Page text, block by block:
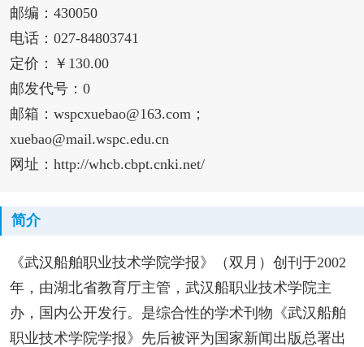
邮编：430050
电话：027-84803741
定价：￥130.00
邮发代号：0
邮箱：wspcxuebao@163.com；
xuebao@mail.wspc.edu.cn
网址：http://whcb.cbpt.cnki.net/
简介
《武汉船舶职业技术学院学报》（双月）创刊于2002
年，由湖北省教育厅主管，武汉船职业技术学院主
办，国内公开发行。是综合性的学术刊物《武汉船舶
职业技术学院学报》先后被评为国家新闻出版总署出